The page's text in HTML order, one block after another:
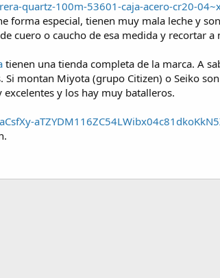
quartz-100m-53601-caja-acero-cr20-
forma especial, tienen muy mala leche y
cuero o caucho de esa medida y recortar a
tienen una tienda completa de la marca. A
montan Miyota (grupo Citizen) o Seiko
y los hay muy batalleros.